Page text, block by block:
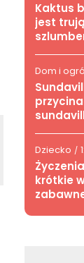
Kaktus
jest
Dom i
Dziecko /
krótkie